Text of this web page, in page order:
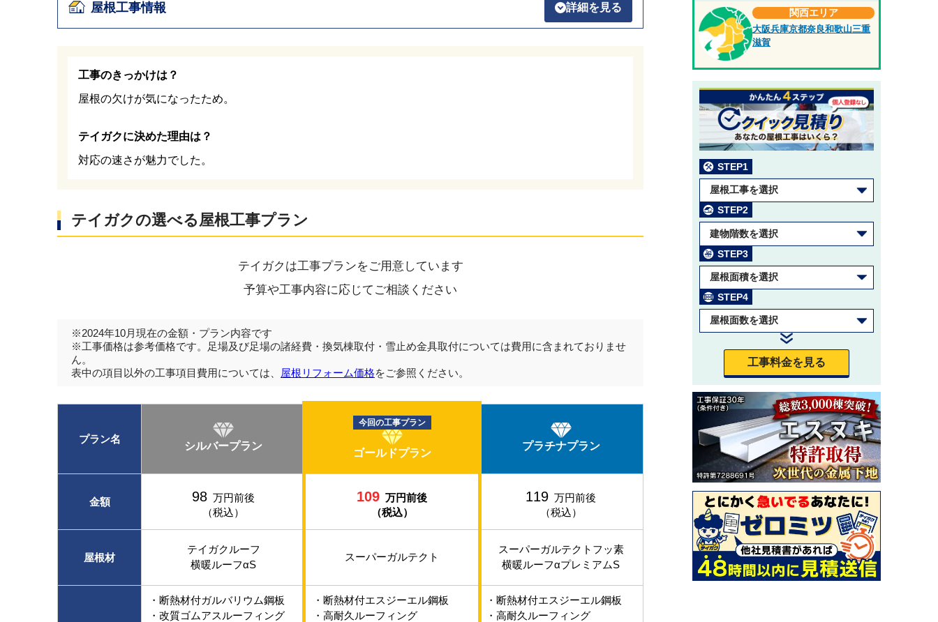
屋根工事情報 詳細を見る
工事のきっかけは？
屋根の欠けが気になったため。
テイガクに決めた理由は？
対応の速さが魅力でした。
テイガクの選べる屋根工事プラン
テイガクは工事プランをご用意しています
予算や工事内容に応じてご相談ください
※2024年10月現在の金額・プラン内容です
※工事価格は参考価格です。足場及び足場の諸経費・換気棟取付・雪止め金具取付については費用に含まれておりませ
ん。
表中の項目以外の工事項目費用については、
屋根リフォーム価格をご参照ください。
プラン名
シルバープラン
今回の工事プラン
ゴールドプラン
プラチナプラン
金額 98 万円前後
（税込）
109 万円前後
（税込）
119 万円前後
（税込）
屋根材
テイガクルーフ
横暖ルーフαS
スーパーガルテクト
スーパーガルテクトフッ素
横暖ルーフαプレミアムS
・断熱材付ガルバリウム鋼板
・改質ゴムアスルーフィング
・断熱材付エスジーエル鋼板
・高耐久ルーフィング
・断熱材付エスジーエル鋼板
・高耐久ルーフィング
関西エリア
大阪兵庫京都奈良和歌山三重
滋賀
STEP1
屋根工事を選択
STEP2
建物階数を選択
STEP3
屋根面積を選択
STEP4
屋根面数を選択
工事料金を見る